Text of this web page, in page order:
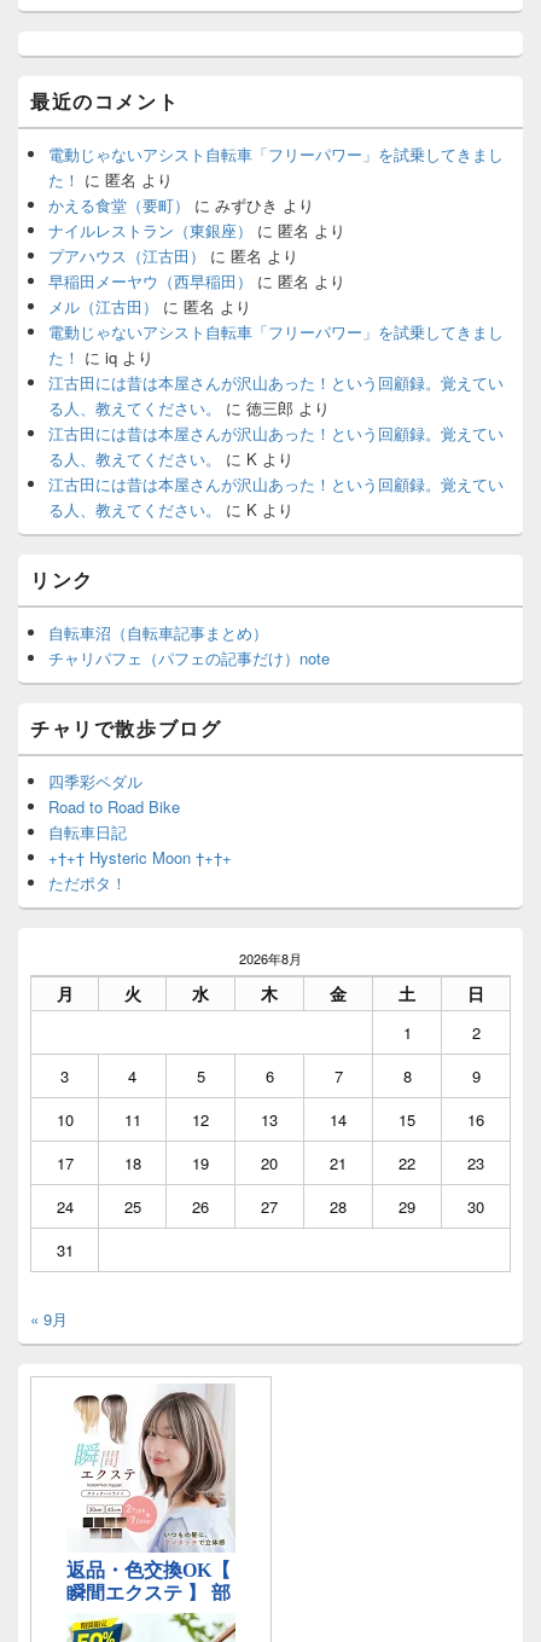
最近のコメント
電動じゃないアシスト自転車「フリーパワー」を試乗してきまし
た！ に 匿名 より
かえる食堂（要町）
に みずひき より
ナイルレストラン（東銀座）
に 匿名 より
プアハウス（江古田）
に 匿名 より
早稲田メーヤウ（西早稲田）
に 匿名 より
メル（江古田）
に 匿名 より
電動じゃないアシスト自転車「フリーパワー」を試乗してきまし
た！ に iq より
江古田には昔は本屋さんが沢山あった！という回顧録。覚えてい
る人、教えてください。
に 徳三郎 より
江古田には昔は本屋さんが沢山あった！という回顧録。覚えてい
る人、教えてください。
に K より
江古田には昔は本屋さんが沢山あった！という回顧録。覚えてい
る人、教えてください。
に K より
リンク
自転車沼（自転車記事まとめ）
チャリパフェ（パフェの記事だけ）note
チャリで散歩ブログ
四季彩ペダル
Road to Road Bike
自転車日記
+†+† Hysteric Moon †+†+
ただポタ！
2026年8月
月 火 水 木 金 土 日
1
2
3
4 5 6 7 8
9
10
11 12 13 14 15
16
17
18 19 20 21 22
23
24
25 26 27 28 29
30
31
« 9月